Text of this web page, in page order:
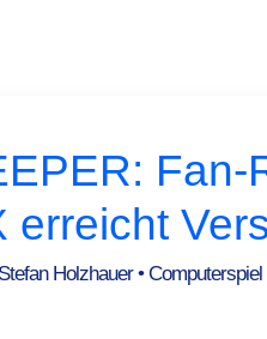
Fan-
erreicht
Stefan Holzhauer•Computerspiel